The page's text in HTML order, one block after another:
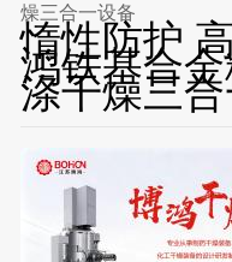
燥三合一设备
惰性防护
鸿铁基合
涤干燥三